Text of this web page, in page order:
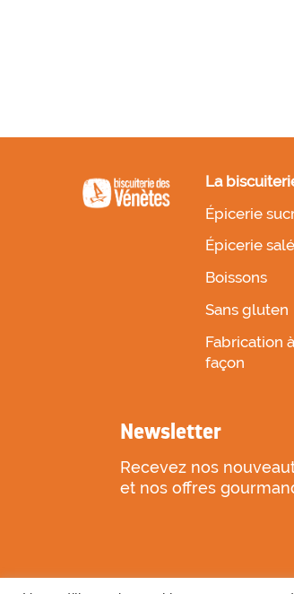
La
Épicerie
Épicerie
Boissons
Sans gluten
Fabrication à
façon
Newsletter
Recevez nos
et nos offres